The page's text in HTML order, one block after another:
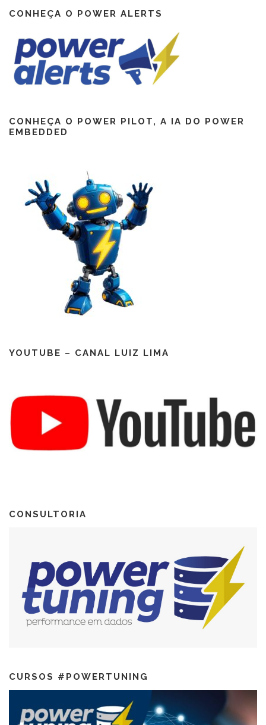
CONHEÇA O POWER ALERTS
CONHEÇA O POWER PILOT, A IA DO POWER
EMBEDDED
YOUTUBE – CANAL LUIZ LIMA
CONSULTORIA
CURSOS #POWERTUNING